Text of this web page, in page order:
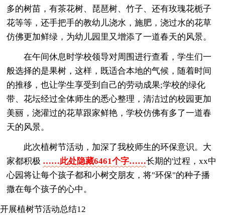
多的树苗，有茶花树、琵琶树、竹子、还有玫瑰花栀子
花等等，还手把手的教幼儿浇水，施肥，浇过水的花草
仿佛更加鲜绿，为幼儿园里又增添了一道春天的风景。
在午间休息时学校领导对周围进行查看，学生们一
般选择的是果树，这样，既适合本地的气候，随着时间
的推移，也让学生享受到自己的劳动成果;学校的绿化
带、花坛经过全体师生的悉心整理，清洁过的校园更加
美丽，浇灌过的花草跟家鲜艳，学校仿佛有多了一道春
天的风景。
此次植树节活动，加深了我校师生的环保意识。大
家都积极 ……此处隐藏6461个字……长期的'过程，xx中
心园将让每个孩子都和小树交朋友，将"环保"的种子播
撒在每个孩子的心中。
开展植树节活动总结12